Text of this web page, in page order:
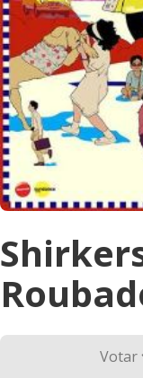
Votar